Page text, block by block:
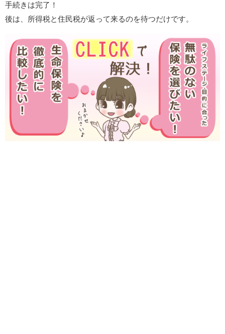
手続きは完了！
後は、所得税と住民税が返って来るのを待つだけです。